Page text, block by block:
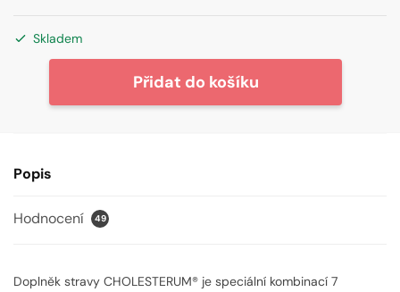
Skladem
stravy
Přidat do košíku
Popis
Hodnocení 49
Doplněk stravy CHOLESTERUM® je speciální kombinací 7